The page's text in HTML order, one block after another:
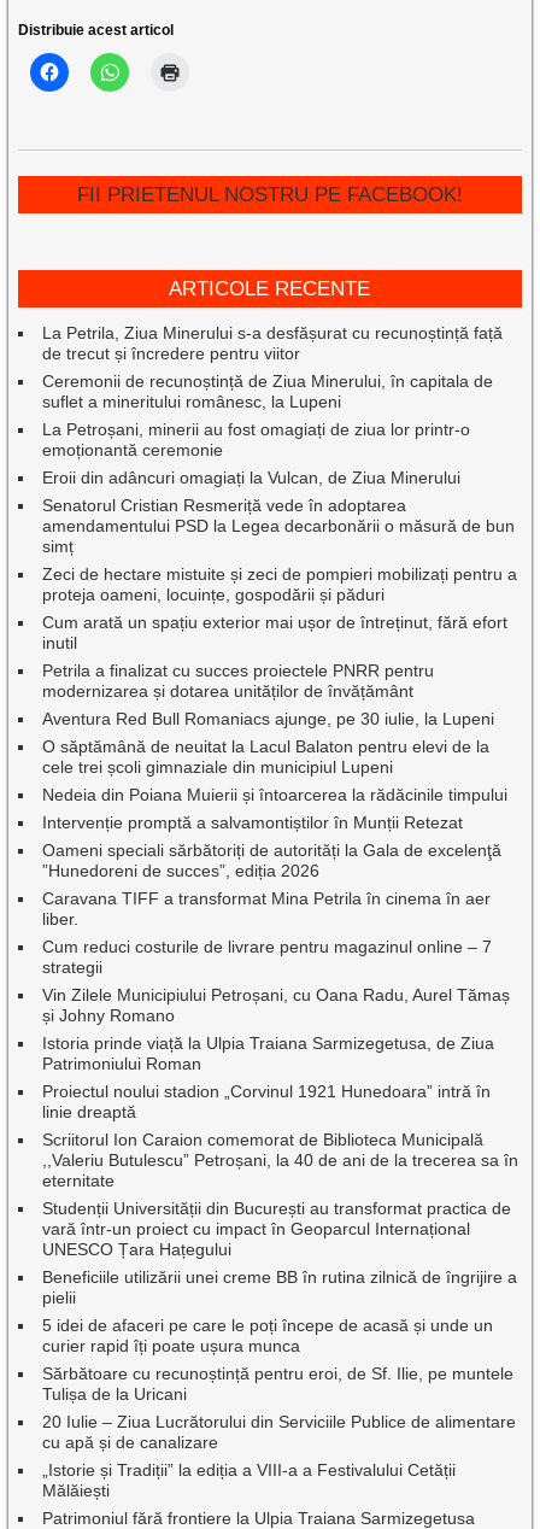
Distribuie acest articol
FII PRIETENUL NOSTRU PE FACEBOOK!
ARTICOLE RECENTE
La Petrila, Ziua Minerului s-a desfășurat cu recunoștință față
de trecut și încredere pentru viitor
Ceremonii de recunoștință de Ziua Minerului, în capitala de
suflet a mineritului românesc, la Lupeni
La Petroșani, minerii au fost omagiați de ziua lor printr-o
emoționantă ceremonie
Eroii din adâncuri omagiați la Vulcan, de Ziua Minerului
Senatorul Cristian Resmeriță vede în adoptarea
amendamentului PSD la Legea decarbonării o măsură de bun
simț
Zeci de hectare mistuite și zeci de pompieri mobilizați pentru a
proteja oameni, locuințe, gospodării și păduri
Cum arată un spațiu exterior mai ușor de întreținut, fără efort
inutil
Petrila a finalizat cu succes proiectele PNRR pentru
modernizarea și dotarea unităților de învățământ
Aventura Red Bull Romaniacs ajunge, pe 30 iulie, la Lupeni
O săptămână de neuitat la Lacul Balaton pentru elevi de la
cele trei școli gimnaziale din municipiul Lupeni
Nedeia din Poiana Muierii și întoarcerea la rădăcinile timpului
Intervenție promptă a salvamontiștilor în Munții Retezat
Oameni speciali sărbătoriți de autorități la Gala de excelenţă
”Hunedoreni de succes”, ediția 2026
Caravana TIFF a transformat Mina Petrila în cinema în aer
liber.
Cum reduci costurile de livrare pentru magazinul online – 7
strategii
Vin Zilele Municipiului Petroșani, cu Oana Radu, Aurel Tămaș
și Johny Romano
Istoria prinde viață la Ulpia Traiana Sarmizegetusa, de Ziua
Patrimoniului Roman
Proiectul noului stadion „Corvinul 1921 Hunedoara” intră în
linie dreaptă
Scriitorul Ion Caraion comemorat de Biblioteca Municipală
,,Valeriu Butulescu” Petroșani, la 40 de ani de la trecerea sa în
eternitate
Studenții Universității din București au transformat practica de
vară într-un proiect cu impact în Geoparcul Internațional
UNESCO Țara Hațegului
Beneficiile utilizării unei creme BB în rutina zilnică de îngrijire a
pielii
5 idei de afaceri pe care le poți începe de acasă și unde un
curier rapid îți poate ușura munca
Sărbătoare cu recunoștință pentru eroi, de Sf. Ilie, pe muntele
Tulișa de la Uricani
20 Iulie – Ziua Lucrătorului din Serviciile Publice de alimentare
cu apă și de canalizare
„Istorie și Tradiții” la ediția a VIII-a a Festivalului Cetății
Mălăiești
Patrimoniul fără frontiere la Ulpia Traiana Sarmizegetusa